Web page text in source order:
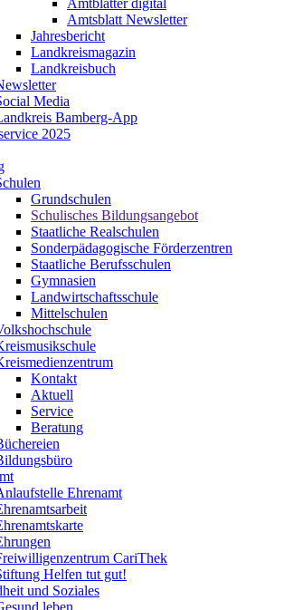
Amtblätter digital
Amtsblatt Newsletter
Jahresbericht
Landkreismagazin
Landkreisbuch
Media
Bamberg-App
2025
Grundschulen
Schulisches Bildungsangebot
Staatliche Realschulen
Sonderpädagogische Förderzentren
Staatliche Berufsschulen
Gymnasien
Landwirtschaftsschule
Mittelschulen
Kontakt
Aktuell
Service
Beratung
Ehrenamt
CariThek
Helfen tut gut!
und Soziales
leben